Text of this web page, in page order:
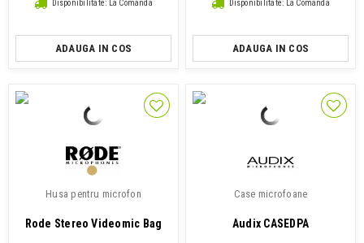
Disponibilitate: La Comanda
ADAUGA IN COS
Disponibilitate: La Comanda
ADAUGA IN COS
Husa pentru microfon
Rode Stereo Videomic Bag
Case microfoane
Audix CASEDPA